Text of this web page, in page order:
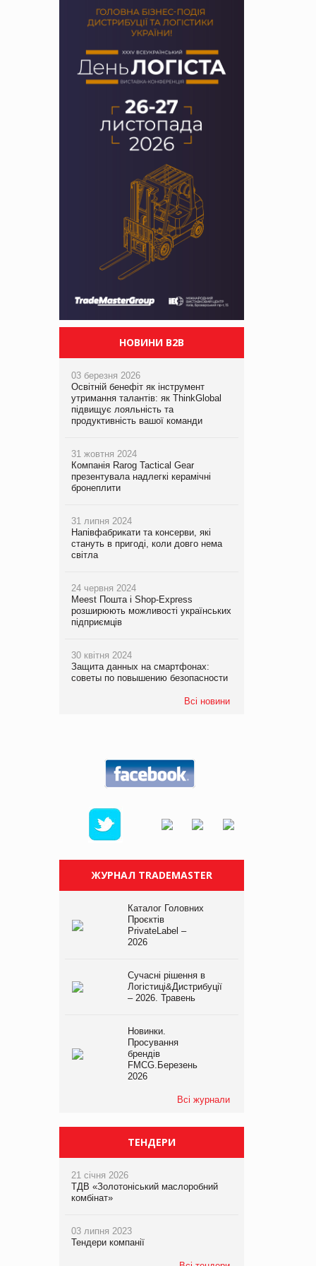
НОВИНИ B2B
03 березня 2026
Освітній бенефіт як інструмент
утримання талантів: як ThinkGlobal
підвищує лояльність та
продуктивність вашої команди
31 жовтня 2024
Компанія Rarog Tactical Gear
презентувала надлегкі керамічні
бронеплити
31 липня 2024
Напівфабрикати та консерви, які
стануть в пригоді, коли довго нема
світла
24 червня 2024
Meest Пошта і Shop-Express
розширюють можливості українських
підприємців
30 квітня 2024
Защита данных на смартфонах:
советы по повышению безопасности
Всі новини
ЖУРНАЛ TRADEMASTER
Каталог Головних
Проєктів
PrivateLabel –
2026
Сучасні рішення в
Логістиці&Дистрибуції
– 2026. Травень
Новинки.
Просування
брендів
FMCG.Березень
2026
Всі журнали
ТЕНДЕРИ
21 січня 2026
ТДВ «Золотоніський маслоробний
комбінат»
03 липня 2023
Тендери компанії